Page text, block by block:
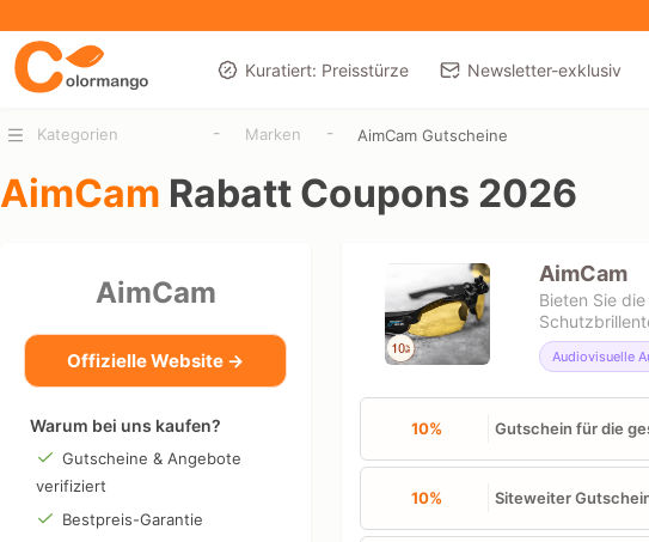
Kuratiert: Preisstürze Newsletter-exklusiv
Kategorien - Marken - AimCam Gutscheine
AimCam Rabatt Coupons 2026
AimCam
Offizielle Website →
Warum bei uns kaufen?
Gutscheine & Angebote
verifiziert
Bestpreis-Garantie
AimCam
Bieten Sie
Audiovisuelle
10% Gutschein für die
10% Siteweiter